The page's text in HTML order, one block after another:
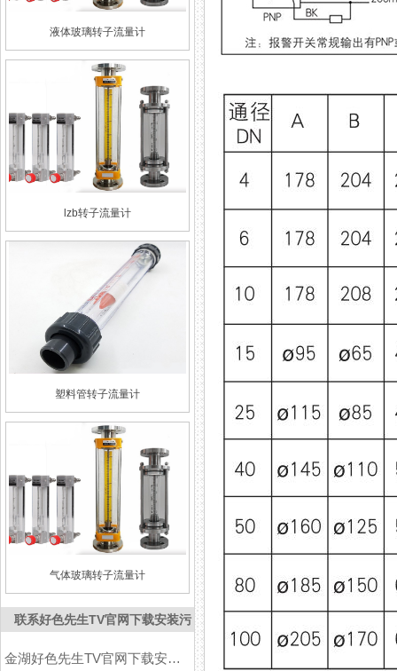
液体玻璃转子流量计
lzb转子流量计
塑料管转子流量计
气体玻璃转子流量计
联系好色先生TV官网下载安装污
金湖好色先生TV官网下载安装污仪表有限公司